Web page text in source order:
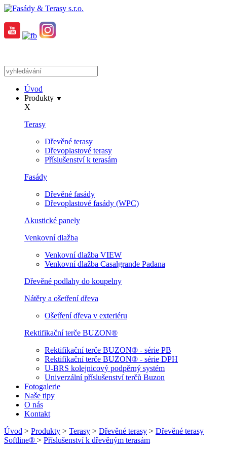
Úvod
Produkty ▼
X
Terasy
Dřevěné terasy
Dřevoplastové terasy
Příslušenství k terasám
Fasády
Dřevěné fasády
Dřevoplastové fasády (WPC)
Akustické panely
Venkovní dlažba
Venkovní dlažba VIEW
Venkovní dlažba Casalgrande Padana
Dřevěné podlahy do koupelny
Nátěry a ošetření dřeva
Ošetření dřeva v exteriéru
Rektifikační terče BUZON®
Rektifikační terče BUZON® - série PB
Rektifikační terče BUZON® - série DPH
U-BRS kolejnicový podpěrný systém
Univerzální příslušenství terčů Buzon
Fotogalerie
Naše tipy
O nás
Kontakt
Úvod > Produkty > Terasy > Dřevěné terasy > Dřevěné terasy
Softline® > Příslušenství k dřevěným terasám